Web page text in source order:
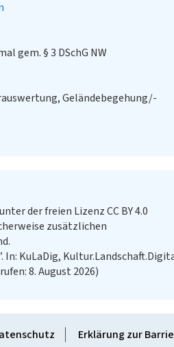
gem. § 3 DSchG NW
Geländebegehung/-
der freien Lizenz CC BY 4.0
zusätzlichen
In: KuLaDig,
8. August 2026)
Erklärung zur